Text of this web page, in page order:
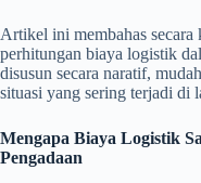
Artikel ini membahas secara
perhitungan biaya logistik
disusun secara naratif,
situasi yang sering terjadi di
Mengapa Biaya Logistik
Pengadaan